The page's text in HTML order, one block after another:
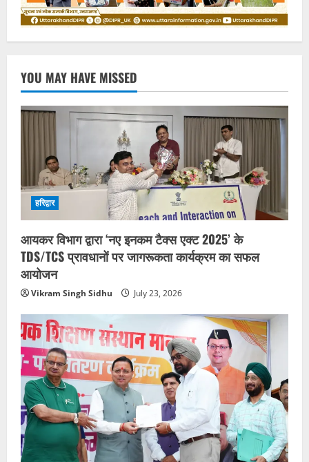
YOU MAY HAVE MISSED
हरिद्वार
आयकर विभाग द्वारा ‘नए इनकम टैक्स एक्ट 2025’ के
TDS/TCS प्रावधानों पर जागरूकता कार्यक्रम का सफल
आयोजन
Vikram Singh Sidhu July 23, 2026